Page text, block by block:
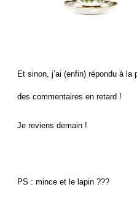
Et sinon, j’ai (enfin) répondu à la
des commentaires en retard !
Je reviens demain !
PS : mince et le lapin ???